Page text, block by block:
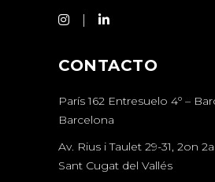
CONTACTO
París 162 Entresuelo 4º –
Barcelona
Av. Rius i Taulet 29-31, 2on 2a
Sant Cugat del Vallés